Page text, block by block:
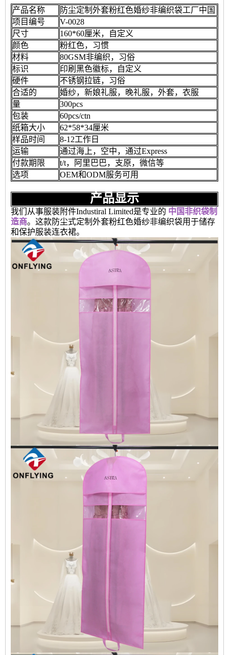
产品名称
防尘定制外套粉红色婚纱非编织袋工厂中国
项目编号
V-0028
尺寸
160*60厘米，自定义
颜色
粉红色，习惯
材料
80GSM非编织，习俗
标识
印刷黑色徽标，自定义
硬件
不锈钢拉链，习俗
合适的
婚纱，新娘礼服，晚礼服，外套，衣服
量
300pcs
包装
60pcs/ctn
纸箱大小
62*58*34厘米
样品时间
8-12工作日
运输
通过海上，空中，通过Express
付款期限
t/t，阿里巴巴，支原，微信等
选项
OEM和ODM服务可用
产品显示
我们从事服装附件Industiral Limited是专业的 中国非织袋制
造商。这款防尘式定制外套粉红色婚纱非编织袋用于储存
和保护服装连衣裙。